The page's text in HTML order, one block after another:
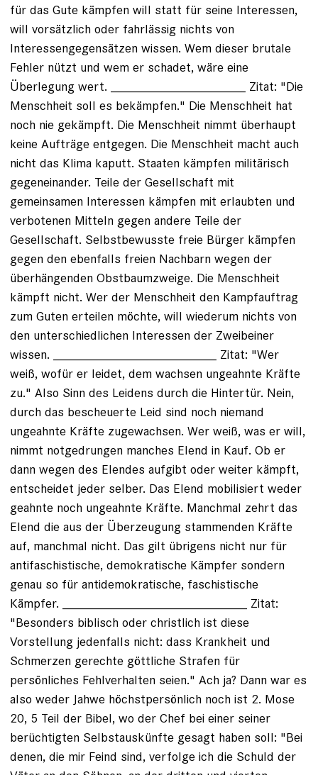
für das Gute kämpfen will statt für seine Interessen,
will vorsätzlich oder fahrlässig nichts von
Interessengegensätzen wissen. Wem dieser brutale
Fehler nützt und wem er schadet, wäre eine
Überlegung wert. ___________________ Zitat: "Die
Menschheit soll es bekämpfen." Die Menschheit hat
noch nie gekämpft. Die Menschheit nimmt überhaupt
keine Aufträge entgegen. Die Menschheit macht auch
nicht das Klima kaputt. Staaten kämpfen militärisch
gegeneinander. Teile der Gesellschaft mit
gemeinsamen Interessen kämpfen mit erlaubten und
verbotenen Mitteln gegen andere Teile der
Gesellschaft. Selbstbewusste freie Bürger kämpfen
gegen den ebenfalls freien Nachbarn wegen der
überhängenden Obstbaumzweige. Die Menschheit
kämpft nicht. Wer der Menschheit den Kampfauftrag
zum Guten erteilen möchte, will wiederum nichts von
den unterschiedlichen Interessen der Zweibeiner
wissen. _______________________ Zitat: "Wer
weiß, wofür er leidet, dem wachsen ungeahnte Kräfte
zu." Also Sinn des Leidens durch die Hintertür. Nein,
durch das bescheuerte Leid sind noch niemand
ungeahnte Kräfte zugewachsen. Wer weiß, was er will,
nimmt notgedrungen manches Elend in Kauf. Ob er
dann wegen des Elendes aufgibt oder weiter kämpft,
entscheidet jeder selber. Das Elend mobilisiert weder
geahnte noch ungeahnte Kräfte. Manchmal zehrt das
Elend die aus der Überzeugung stammenden Kräfte
auf, manchmal nicht. Das gilt übrigens nicht nur für
antifaschistische, demokratische Kämpfer sondern
genau so für antidemokratische, faschistische
Kämpfer. __________________________ Zitat:
"Besonders biblisch oder christlich ist diese
Vorstellung jedenfalls nicht: dass Krankheit und
Schmerzen gerechte göttliche Strafen für
persönliches Fehlverhalten seien." Ach ja? Dann war es
also weder Jahwe höchstpersönlich noch ist 2. Mose
20, 5 Teil der Bibel, wo der Chef bei einer seiner
berüchtigten Selbstauskünfte gesagt haben soll: "Bei
denen, die mir Feind sind, verfolge ich die Schuld der